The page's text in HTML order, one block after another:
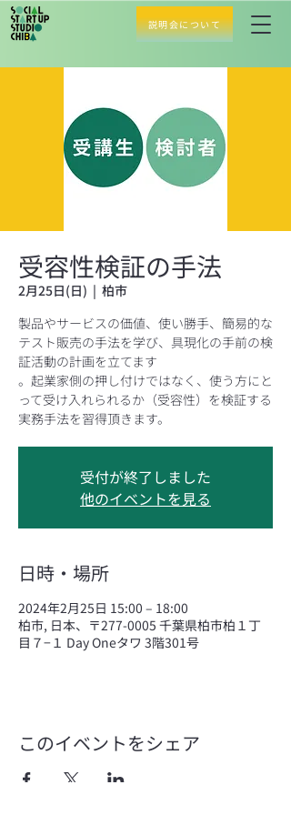
説明会について
受容性検証の手法
2月25日(日)
  |
柏市
製品やサービスの価値、使い勝手、簡易的な
テスト販売の手法を学び、具現化の手前の検
証活動の計画を立てます
。起業家側の押し付けではなく、使う方にと
って受け入れられるか（受容性）を検証する
実務手法を習得頂きます。
受付が終了しました
他のイベントを見る
日時・場所
2024年2月25日 15:00 – 18:00
柏市, 日本、〒277-0005 千葉県柏市柏１丁
目７−１ Day Oneタワ 3階301号
このイベントをシェア